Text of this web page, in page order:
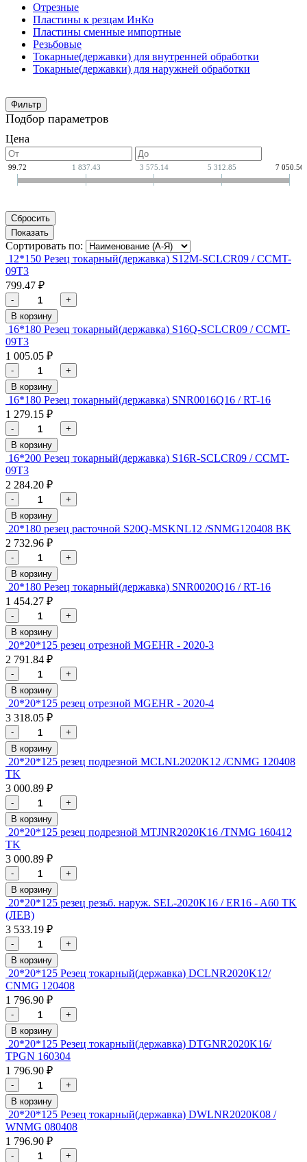
Отрезные
Пластины к резцам ИнКо
Пластины сменные импортные
Резьбовые
Токарные(державки) для внутренней обработки
Токарные(державки) для наружней обработки
Фильтр
Подбор параметров
Цена
99.72 1 837.43 3 575.14 5 312.85 7 050.56
Сортировать по:
12*150 Резец токарный(державка) S12M-SCLCR09 / CCMT-
09T3
799.47 ₽
-
+
В корзину
16*180 Резец токарный(державка) S16Q-SCLCR09 / CCMT-
09T3
1 005.05 ₽
-
+
В корзину
16*180 Резец токарный(державка) SNR0016Q16 / RT-16
1 279.15 ₽
-
+
В корзину
16*200 Резец токарный(державка) S16R-SCLCR09 / CCMT-
09T3
2 284.20 ₽
-
+
В корзину
20*180 резец расточной S20Q-MSKNL12 /SNMG120408 BK
2 732.96 ₽
-
+
В корзину
20*180 Резец токарный(державка) SNR0020Q16 / RT-16
1 454.27 ₽
-
+
В корзину
20*20*125 резец отрезной MGEHR - 2020-3
2 791.84 ₽
-
+
В корзину
20*20*125 резец отрезной MGEHR - 2020-4
3 318.05 ₽
-
+
В корзину
20*20*125 резец подрезной MCLNL2020K12 /СNMG 120408
TK
3 000.89 ₽
-
+
В корзину
20*20*125 резец подрезной MTJNR2020K16 /TNMG 160412
TK
3 000.89 ₽
-
+
В корзину
20*20*125 резец резьб. наруж. SEL-2020K16 / ЕR16 - A60 TK
(ЛЕВ)
3 533.19 ₽
-
+
В корзину
20*20*125 Резец токарный(державка) DCLNR2020K12/
CNMG 120408
1 796.90 ₽
-
+
В корзину
20*20*125 Резец токарный(державка) DTGNR2020K16/
TPGN 160304
1 796.90 ₽
-
+
В корзину
20*20*125 Резец токарный(державка) DWLNR2020K08 /
WNMG 080408
1 796.90 ₽
- +